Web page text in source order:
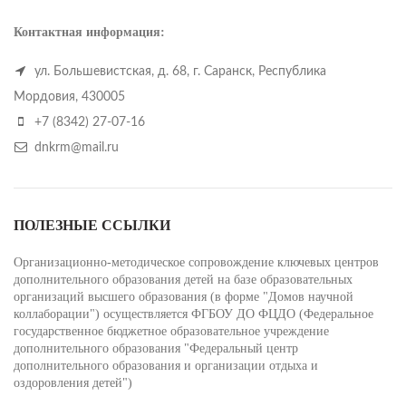
Контактная информация:
ул. Большевистская, д. 68, г. Саранск, Республика
Мордовия, 430005
+7 (8342) 27-07-16
dnkrm@mail.ru
ПОЛЕЗНЫЕ ССЫЛКИ
Организационно-методическое сопровождение ключевых центров
дополнительного образования детей на базе образовательных
организаций высшего образования (в форме "Домов научной
коллаборации") осуществляется ФГБОУ ДО ФЦДО (Федеральное
государственное бюджетное образовательное учреждение
дополнительного образования "Федеральный центр
дополнительного образования и организации отдыха и
оздоровления детей")